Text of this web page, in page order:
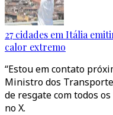
27 cidades em Itália
calor extremo
“Estou em contato
Ministro dos
de resgate com todos
no X.